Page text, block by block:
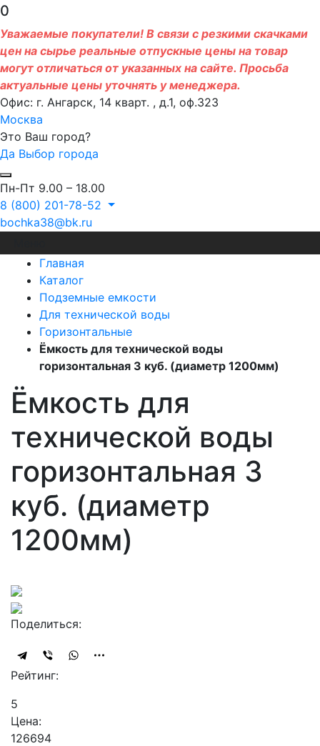
0
Уважаемые покупатели! В связи с резкими скачками
цен на сырье реальные отпускные цены на товар
могут отличаться от указанных на сайте. Просьба
актуальные цены уточнять у менеджера.
Офис: г. Ангарск, 14 кварт. , д.1, оф.323
Москва
Это Ваш город?
Да Выбор города
Пн-Пт 9.00 – 18.00
8 (800) 201-78-52
bochka38@bk.ru
Главная
Каталог
Подземные емкости
Для технической воды
Горизонтальные
Ёмкость для технической воды
горизонтальная 3 куб. (диаметр 1200мм)
Ёмкость для
технической воды
горизонтальная 3
куб. (диаметр
1200мм)
Поделиться:
Рейтинг:
5
Цена:
126694